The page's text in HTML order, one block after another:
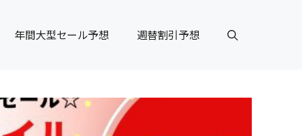
年間大型セール予想 週替割引予想